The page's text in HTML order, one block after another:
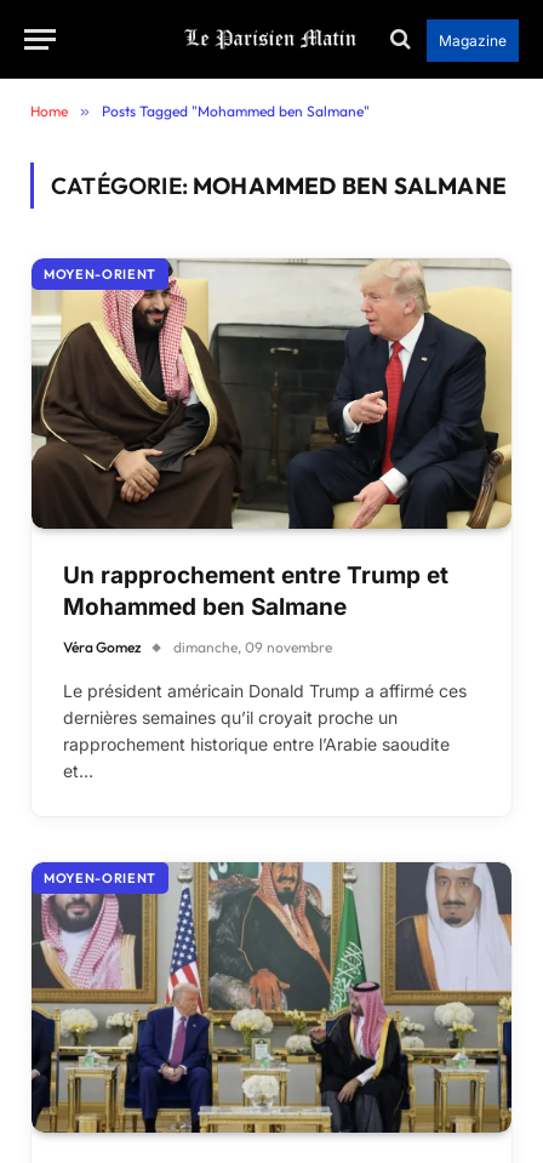
Magazine
Home » Posts Tagged "Mohammed ben Salmane"
CATÉGORIE: MOHAMMED BEN SALMANE
MOYEN-ORIENT
Un rapprochement entre Trump et
Mohammed ben Salmane
Véra Gomez dimanche, 09 novembre
Le président américain Donald Trump a affirmé ces
dernières semaines qu’il croyait proche un
rapprochement historique entre l’Arabie saoudite
et…
MOYEN-ORIENT